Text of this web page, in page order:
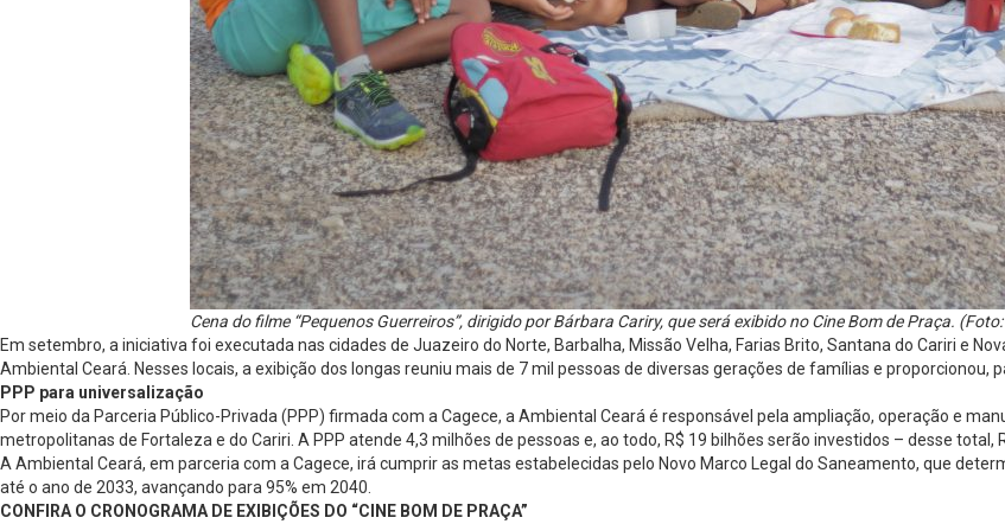
Cena do filme “Pequenos Guerreiros”, dirigido por Bárbara Cariry, que será exibido no Cine Bom de Praça.
Em setembro, a iniciativa foi executada nas cidades de Juazeiro do Norte, Barbalha, Missão Velha, Farias Brito, Santana do Cariri e
Ambiental Ceará. Nesses locais, a exibição dos longas reuniu mais de 7 mil pessoas de diversas gerações de famílias e proporcionou,
PPP para universalização
Por meio da Parceria Público-Privada (PPP) firmada com a Cagece, a Ambiental Ceará é responsável pela ampliação, operação e
metropolitanas de Fortaleza e do Cariri. A PPP atende 4,3 milhões de pessoas e, ao todo, R$ 19 bilhões serão investidos – desse total,
A Ambiental Ceará, em parceria com a Cagece, irá cumprir as metas estabelecidas pelo Novo Marco Legal do Saneamento, que
até o ano de 2033, avançando para 95% em 2040.
CONFIRA O CRONOGRAMA DE EXIBIÇÕES DO “CINE BOM DE PRAÇA”